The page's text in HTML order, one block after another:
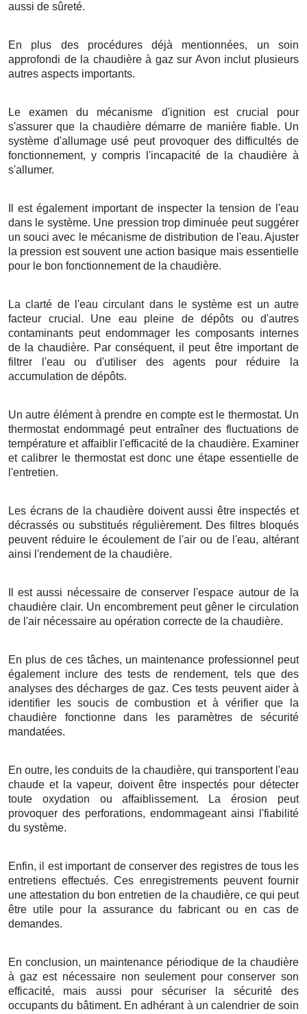
aussi de sûreté.
En plus des procédures déjà mentionnées, un soin
approfondi de la chaudière à gaz sur Avon inclut plusieurs
autres aspects importants.
Le examen du mécanisme d'ignition est crucial pour
s'assurer que la chaudière démarre de manière fiable. Un
système d'allumage usé peut provoquer des difficultés de
fonctionnement, y compris l'incapacité de la chaudière à
s'allumer.
Il est également important de inspecter la tension de l'eau
dans le système. Une pression trop diminuée peut suggérer
un souci avec le mécanisme de distribution de l'eau. Ajuster
la pression est souvent une action basique mais essentielle
pour le bon fonctionnement de la chaudière.
La clarté de l'eau circulant dans le système est un autre
facteur crucial. Une eau pleine de dépôts ou d'autres
contaminants peut endommager les composants internes
de la chaudière. Par conséquent, il peut être important de
filtrer l'eau ou d'utiliser des agents pour réduire la
accumulation de dépôts.
Un autre élément à prendre en compte est le thermostat. Un
thermostat endommagé peut entraîner des fluctuations de
température et affaiblir l'efficacité de la chaudière. Examiner
et calibrer le thermostat est donc une étape essentielle de
l'entretien.
Les écrans de la chaudière doivent aussi être inspectés et
décrassés ou substitués régulièrement. Des filtres bloqués
peuvent réduire le écoulement de l'air ou de l'eau, altérant
ainsi l'rendement de la chaudière.
Il est aussi nécessaire de conserver l'espace autour de la
chaudière clair. Un encombrement peut gêner le circulation
de l'air nécessaire au opération correcte de la chaudière.
En plus de ces tâches, un maintenance professionnel peut
également inclure des tests de rendement, tels que des
analyses des décharges de gaz. Ces tests peuvent aider à
identifier les soucis de combustion et à vérifier que la
chaudière fonctionne dans les paramètres de sécurité
mandatées.
En outre, les conduits de la chaudière, qui transportent l'eau
chaude et la vapeur, doivent être inspectés pour détecter
toute oxydation ou affaiblissement. La érosion peut
provoquer des perforations, endommageant ainsi l'fiabilité
du système.
Enfin, il est important de conserver des registres de tous les
entretiens effectués. Ces enregistrements peuvent fournir
une attestation du bon entretien de la chaudière, ce qui peut
être utile pour la assurance du fabricant ou en cas de
demandes.
En conclusion, un maintenance périodique de la chaudière
à gaz est nécessaire non seulement pour conserver son
efficacité, mais aussi pour sécuriser la sécurité des
occupants du bâtiment. En adhérant à un calendrier de soin